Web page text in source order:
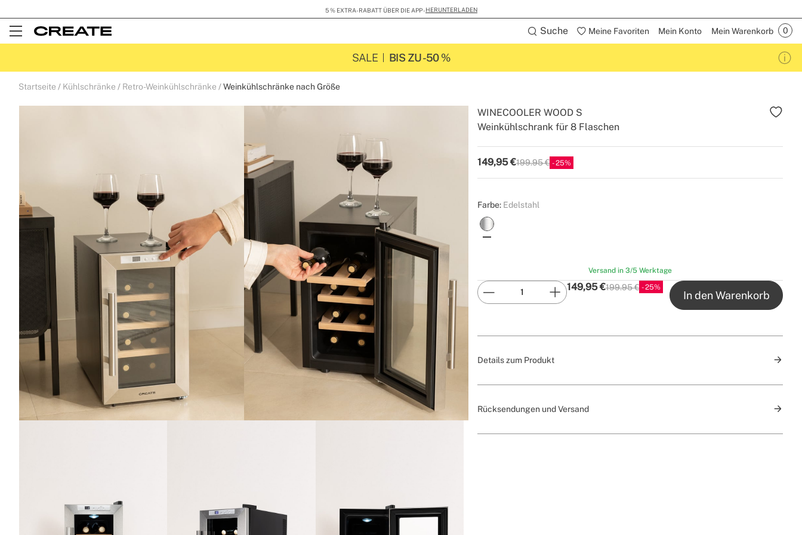
5 % EXTRA-RABATT ÜBER DIE APP -HERUNTERLADEN
Open
Suche Meine Favoriten Mein Konto Mein Warenkorb
SALE BIS ZU -50 %
Startseite Kühlschränke Retro-Weinkühlschränke Weinkühlschränke nach Größe
Weinkühlschrank für 8 Flaschen
WINECOOLER WOOD S
149,95 €P.V.P
199.95 € 25
Farbe: Edelstahl
Versand in 3/5 Werktage
149,95 €P.V.P
199.95 € 25
In den Warenkorb
Details zum Produkt
Rücksendungen und Versand